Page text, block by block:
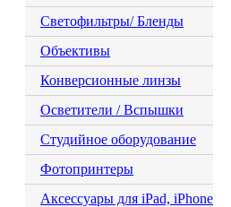
Светофильтры/ Бленды
Объективы
Конверсионные линзы
Осветители / Вспышки
Студийное оборудование
Фотопринтеры
Аксессуары для iPad, iPhone